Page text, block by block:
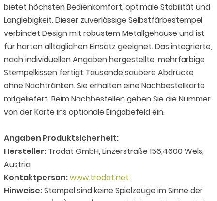
bietet höchsten Bedienkomfort, optimale Stabilität und
Langlebigkeit. Dieser zuverlässige Selbstfärbestempel
verbindet Design mit robustem Metallgehäuse und ist
für harten alltäglichen Einsatz geeignet. Das integrierte,
nach individuellen Angaben hergestellte, mehrfarbige
Stempelkissen fertigt Tausende saubere Abdrücke
ohne Nachtränken. Sie erhalten eine Nachbestellkarte
mitgeliefert. Beim Nachbestellen geben Sie die Nummer
von der Karte ins optionale Eingabefeld ein.
Angaben Produktsicherheit:
Hersteller: Trodat GmbH, Linzerstraße 156,4600 Wels,
Austria
Kontaktperson:www.trodat.net
Hinweise:Stempel sind keine Spielzeuge im Sinne der